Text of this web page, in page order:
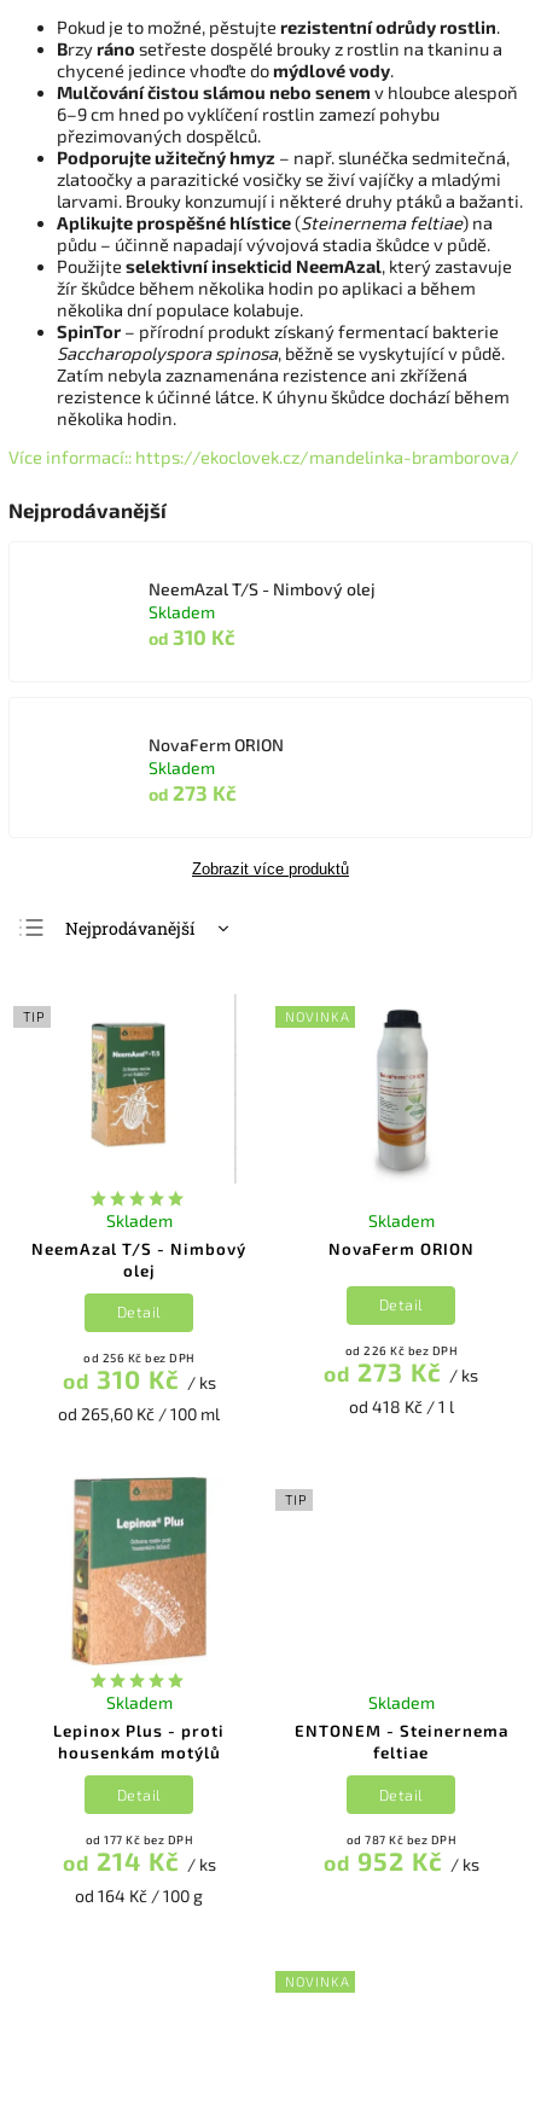
Pokud je to možné, pěstujte rezistentní odrůdy rostlin.
Brzyráno setřeste dospělé brouky z rostlin na tkaninu a
chycené jedince vhoďte domýdlové vody.
Mulčování čistou slámou nebo senem v hloubce alespoň
6–9 cm hned po vyklíčení rostlin zamezí pohybu
přezimovaných dospělců.
Podporujte užitečný hmyz – např. slunéčka sedmitečná,
zlatoočky a parazitické vosičky se živí vajíčky a mladými
larvami. Brouky konzumují i některé druhy ptáků a bažanti.
Aplikujte prospěšné hlístice(Steinernema feltiae) na
půdu – účinně napadají vývojová stadia škůdce v půdě.
Použijte selektivní insekticid NeemAzal, který zastavuje
žír škůdce během několika hodin po aplikaci a během
několika dní populace kolabuje.
SpinTor – přírodní produkt získaný fermentací bakterie
Saccharopolyspora spinosa, běžně se vyskytující v půdě.
Zatím nebyla zaznamenána rezistence ani zkřížená
rezistence k účinné látce. K úhynu škůdce dochází během
několika hodin.
Více informací:: https://ekoclovek.cz/mandelinka-bramborova/
Nejprodávanější
NeemAzal T/S - Nimbový olej
Skladem
od 310 Kč
NovaFerm ORION
Skladem
od 273 Kč
Zobrazit více produktů
Nejprodávanější
Abecedně
TIP
NeemAzal T/S - Nimbový
olej
Skladem
od 256 Kč bez DPH
od 310 Kč / ks
od 265,60 Kč / 100 ml
Detail
NOVINKA
NovaFerm ORION
Skladem
od 226 Kč bez DPH
od 273 Kč / ks
od 418 Kč / 1 l
Detail
Lepinox Plus - proti
housenkám motýlů
Skladem
od 177 Kč bez DPH
od 214 Kč / ks
od 164 Kč / 100 g
Detail
TIP
ENTONEM - Steinernema
feltiae
Skladem
od 787 Kč bez DPH
od 952 Kč / ks
Detail
NOVINKA